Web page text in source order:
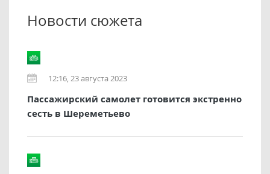
Новости сюжета
12:16, 23 августа 2023
Пассажирский самолет готовится экстренно
сесть в Шереметьево